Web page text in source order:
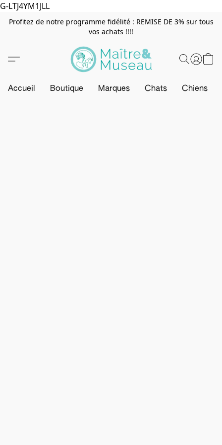
G-LTJ4YM1JLL
Profitez de notre programme fidélité : REMISE DE 3% sur tous
vos achats !!!!
Accueil Boutique Marques Chats Chiens